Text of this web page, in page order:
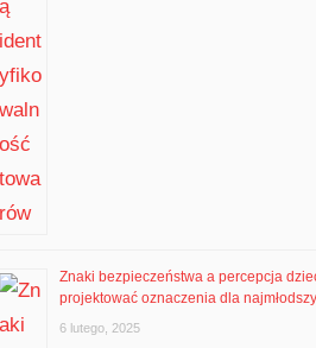
Znaki bezpieczeństwa a percepcja
projektować oznaczenia dla
6 lutego, 2025